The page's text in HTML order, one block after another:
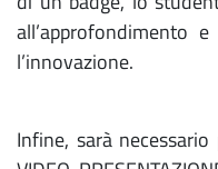
all’approfondimento
l’innovazione.
Infine, sarà